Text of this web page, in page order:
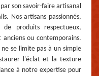
son savoir-faire artisanal
Nos artisans passionnés,
produits respectueux,
ou contemporains.
se limite pas à un simple
l'éclat et la texture
à notre expertise pour